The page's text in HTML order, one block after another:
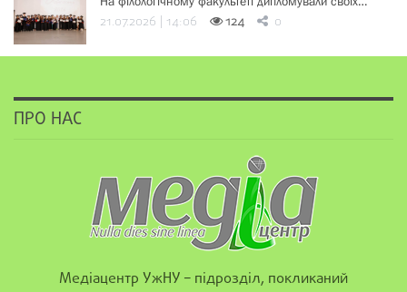
21.07.2026 | 14:06 124 0
ПРО НАС
Медіацентр УжНУ – підрозділ, покликаний